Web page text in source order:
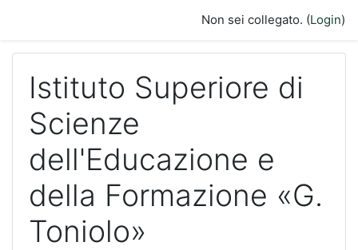
Non sei collegato. (Login)
Istituto Superiore di
Scienze
dell'Educazione e
della Formazione «G.
Toniolo»